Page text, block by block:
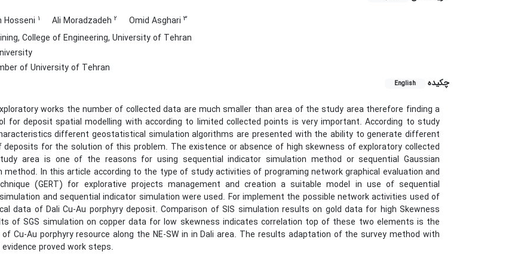
Hosseni 1 Ali Moradzadeh 2 Omid Asghari 3
College of Engineering, University of Tehran
of University of Tehran
چکیده
English
works the number of collected data are much smaller than area of the study area therefore finding a
for deposit spatial modelling with according to limited collected points is very important. According to study
different geostatistical simulation algorithms are presented with the ability to generate different
deposits for the solution of this problem. The existence or absence of high skewness of exploratory collected
area is one of the reasons for using sequential indicator simulation method or sequential Gaussian
method. In this article according to the type of study activities of programing network graphical evaluation and
(GERT) for explorative projects management and creation a suitable model in use of sequential
and sequential indicator simulation were used. For implement the possible network activities used of
data of Dali Cu-Au porphyry deposit. Comparison of SIS simulation results on gold data for high Skewness
of SGS simulation on copper data for low skewness indicates correlation top of these two elements is the
Cu-Au porphyry resource along the NE-SW in in Dali area. The results adaptation of the survey method with
evidence proved work steps.